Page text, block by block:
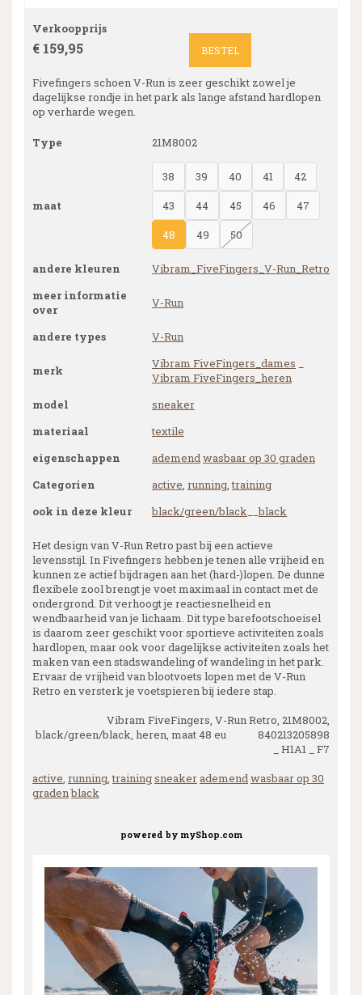
Verkoopprijs
€ 159,95 BESTEL
Fivefingers schoen V-Run is zeer geschikt zowel je
dagelijkse rondje in het park als lange afstand hardlopen
op verharde wegen.
Type 21M8002
maat
38 39 40 41
42
43
44 45 46
47
48
49 50
andere kleuren
Vibram_FiveFingers_V-Run_Retro
meer informatie
over
V-Run
andere types V-Run
merk Vibram FiveFingers_dames
Vibram FiveFingers_heren
model
sneaker
materiaal
textile
eigenschappen
ademendwasbaar op 30 graden
Categorien
active, running,training
ook in deze kleur
black/green/black __black
Het design van V-Run Retro past bij een actieve
levensstijl. In Fivefingers hebben je tenen alle vrijheid en
kunnen ze actief bijdragen aan het (hard-)lopen. De dunne
flexibele zool brengt je voet maximaal in contact met de
ondergrond. Dit verhoogt je reactiesnelheid en
wendbaarheid van je lichaam. Dit type barefootschoeisel
is daarom zeer geschikt voor sportieve activiteiten zoals
hardlopen, maar ook voor dagelijkse activiteiten zoals het
maken van een stadswandeling of wandeling in het park.
Ervaar de vrijheid van blootvoets lopen met de V-Run
Retro en versterk je voetspieren bij iedere stap.
Vibram FiveFingers, V-Run Retro, 21M8002,
black/green/black, heren, maat 48 eu 840213205898
_ H1A1 _ F7
active, running,trainingsneakerademendwasbaar op 30
gradenblack
powered by myShop.com